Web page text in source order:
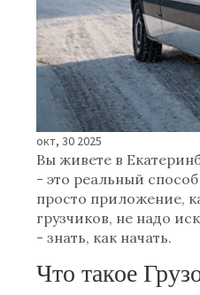
окт, 30 2025
Вы живете в
- это реальный
просто приложение,
грузчиков, не надо
- знать, как начать.
Что такое